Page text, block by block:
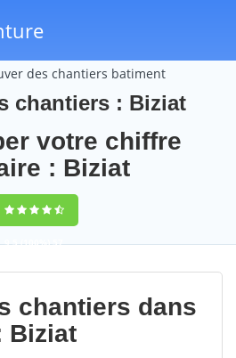
des chantiers batiment
chantiers : Biziat
votre chiffre
: Biziat
9,5(100%)57
votes
chantiers dans
Biziat